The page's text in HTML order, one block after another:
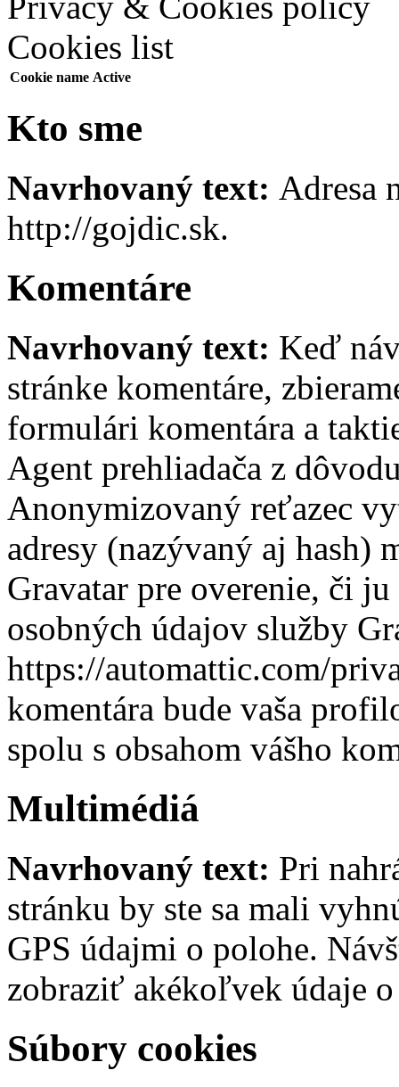
Cookies list
Cookie name Active
Kto sme
Navrhovaný text: Adresa
http://gojdic.sk.
Komentáre
Navrhovaný text: Keď
stránke komentáre,
formulári komentára a
Agent prehliadača z
Anonymizovaný reťazec
adresy (nazývaný aj hash)
Gravatar pre overenie, či
osobných údajov služby
https://automattic.com/
komentára bude vaša
spolu s obsahom vášho
Multimédiá
Navrhovaný text: Pri
stránku by ste sa mali
GPS údajmi o polohe.
zobraziť akékoľvek údaje
Súbory cookies